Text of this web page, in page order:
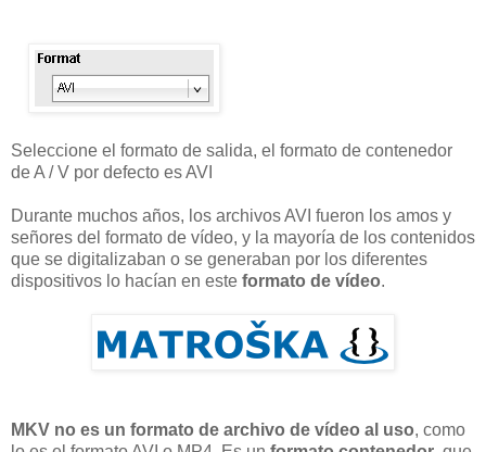
Seleccione el formato de salida, el formato de contenedor
de A / V por defecto es AVI
Durante muchos años, los archivos AVI fueron los amos y
señores del formato de vídeo, y la mayoría de los contenidos
que se digitalizaban o se generaban por los diferentes
dispositivos lo hacían en este formato de vídeo.
MKV no es un formato de archivo de vídeo al uso, como